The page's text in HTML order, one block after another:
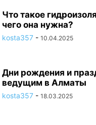
Что такое
чего она нужна?
kosta357 - 10.04.2025
Дни рождения и
ведущим в Алматы
kosta357 - 18.03.2025